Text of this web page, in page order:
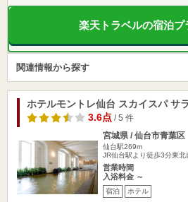
楽天トラベルの宿泊プ
関連情報から探す
ホテルモントレ仙台 スカイスパ サ
3.6点/ 5 件
宮城県 / 仙台市青葉区
仙台駅269m
JR仙台駅より徒歩3分東
営業時間
入浴料金 ～
宿泊 ホテル